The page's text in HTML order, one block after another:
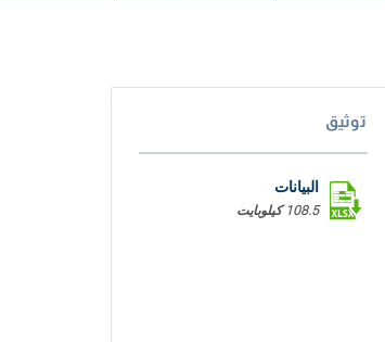
توثيق
البيانات
108.5 كيلوبايت